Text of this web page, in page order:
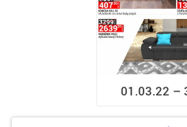
01.03.22 –